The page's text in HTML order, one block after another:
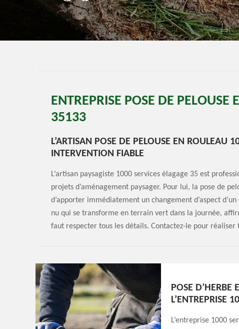
ENTREPRISE POSE DE
35133
L’ARTISAN POSE DE PELOUSE EN ROULEAU
INTERVENTION FIABLE
L’artisan paysagiste 1000 services élagage 35 est
projets d’aménagement paysager. Pour lui, la pose de
d’apporter immédiatement un changement d’aspect
nu qui se transforme en terrain vert dans la journée,
faut respecter tous les détails. Contactez-le pour réaliser
POSE
L’ENTREPRISE
L’entreprise 1000